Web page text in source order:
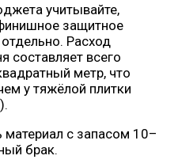
учитывайте,
защитное
Расход
составляет всего
метр, что
у тяжёлой плитки
с запасом 10–
брак.